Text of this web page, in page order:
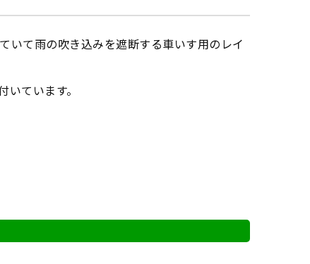
いて雨の吹き込みを遮断する車いす用のレイ
ています。